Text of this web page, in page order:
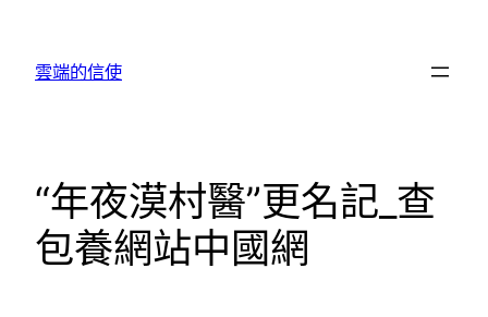
雲端的信使
“年夜漠村醫”更名記_查
包養網站中國網